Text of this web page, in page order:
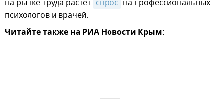
на рынке труда растет спрос на профессиональных
психологов и врачей.
Читайте также на РИА Новости Крым: